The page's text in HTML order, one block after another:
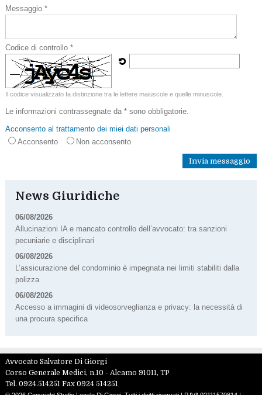
Messaggio *
Codice di controllo *
Il codice visualizzato fa distinzione tra le lettere maiuscole e quelle minuscole.
Le informazioni contrassegnate da * sono obbligatorie.
Acconsento al trattamento dei miei dati personali
Acconsento
Non acconsento
News Giuridiche
06/08/2026
Allucinazioni IA e mancato controllo dell’avvocato: tra sanzioni
pecuniarie e disciplinari
06/08/2026
L’assicurazione del condominio è impegnata nei limiti stabiliti dalla
polizza
06/08/2026
Accesso a immagini di videosorveglianza e privacy: la necessità di
una procura specifica
Avvocato Salvatore Di Giorgi
Corso Generale Medici, n.10 - Alcamo 91011, TP
Tel. 0924.514251Fax 0924 514251